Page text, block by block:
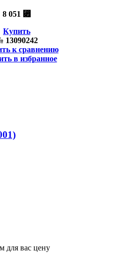
8 051 ⃏
Купить
13090242
к сравнению
в избранное
для вас цену